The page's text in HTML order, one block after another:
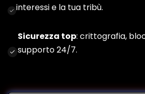
interessi e la tua tribù.
Sicurezza top: crittografia,
supporto 24/7.